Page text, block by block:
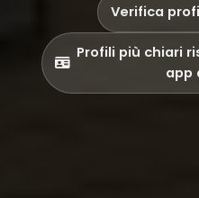
Verifica
Profili più chiari
app